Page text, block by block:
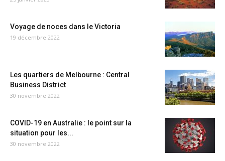
Voyage de noces dans le Victoria
19 décembre 2022
Les quartiers de Melbourne : Central
Business District
30 novembre 2022
COVID-19 en Australie : le point sur la
situation pour les...
30 novembre 2022